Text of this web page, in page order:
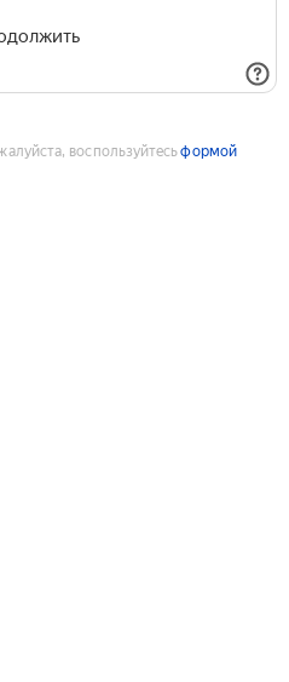
воспользуйтесьформой